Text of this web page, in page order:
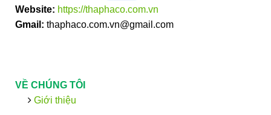
Website: https://thaphaco.com.vn
Gmail: thaphaco.com.vn@gmail.com
VỀ CHÚNG TÔI
Giới thiệu